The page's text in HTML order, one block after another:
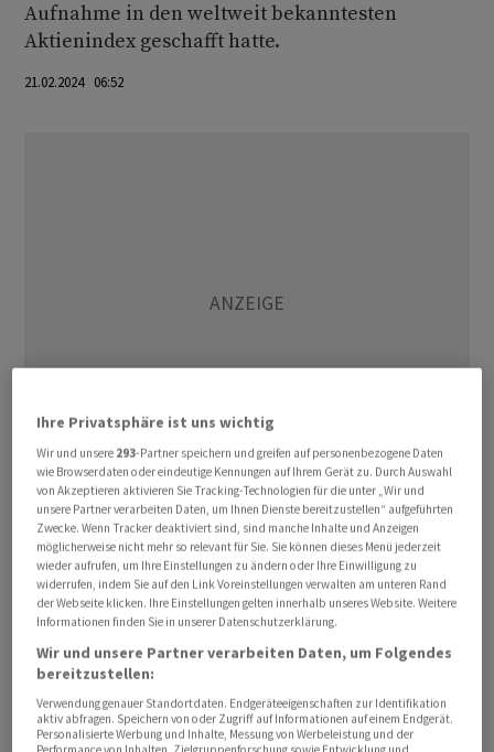
Aufnahme in den weltweit bekanntesten
Aktienindex geschafft hatte.
21.02.2024 06:52
S&P begründete die Änderung mit der stärker
werdenden Bedeutung des Einzelhandels für die US-
Wirtschaft. Auch der Aktiensplit von Walmart habe eine
Rolle gespielt: Dieser habe zu einer geringeren
Gewichtung des Einzelhandelsriesen geführt.
Im nachbörslichen Handel legten Amazon-Aktien nach
den Neuigkeiten um ein Prozent zu. Titel von Walgreens
verloren hingegen drei Prozent./he
Ihre Privatsphäre ist uns wichtig
Wir und unsere 293-Partner speichern und greifen auf personenbezogene Daten
wie Browserdaten oder eindeutige Kennungen auf Ihrem Gerät zu. Durch Auswahl
von Akzeptieren aktivieren Sie Tracking-Technologien für die unter „Wir und
unsere Partner verarbeiten Daten, um Ihnen Dienste bereitzustellen“ aufgeführten
Zwecke. Wenn Tracker deaktiviert sind, sind manche Inhalte und Anzeigen
möglicherweise nicht mehr so relevant für Sie. Sie können dieses Menü jederzeit
wieder aufrufen, um Ihre Einstellungen zu ändern oder Ihre Einwilligung zu
widerrufen, indem Sie auf den Link Voreinstellungen verwalten am unteren Rand
der Webseite klicken. Ihre Einstellungen gelten innerhalb unseres Website. Weitere
Informationen finden Sie in unserer Datenschutzerklärung.
Wir und unsere Partner verarbeiten Daten, um Folgendes
bereitzustellen:
Verwendung genauer Standortdaten. Endgeräteeigenschaften zur Identifikation
aktiv abfragen. Speichern von oder Zugriff auf Informationen auf einem Endgerät.
Personalisierte Werbung und Inhalte, Messung von Werbeleistung und der